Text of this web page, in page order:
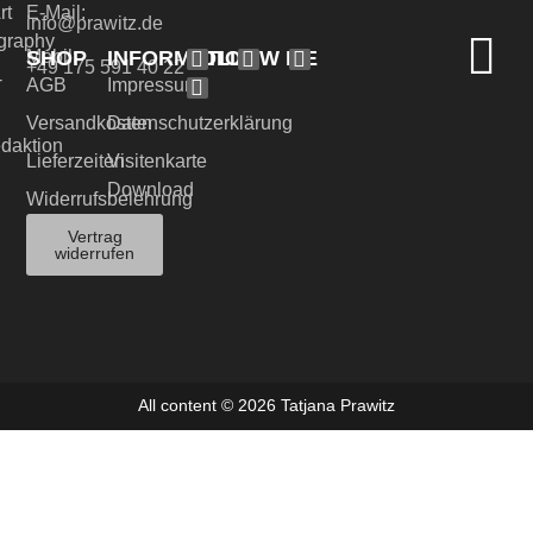
E-Mail:
info@prawitz.de
Mobil:
+49 175 591 40 22
SHOP
AGB
Versandkosten
Lieferzeiten
Widerrufsbelehrung
Vertrag
widerrufen
INFORMATION
Impressum
Datenschutzerklärung
Visitenkarte
Download
FOLLOW ME
All content © 2026 Tatjana Prawitz